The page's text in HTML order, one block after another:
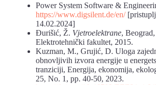
Power System Software &
https://www.digsilent.de/en/
14.02.2024]
Đurišić, Ž. Vjetroelektrane, Beograd,
Elektrotehnički fakultet, 2015.
Kuzman, M., Grujić, D. Uloga
obnovljivih izvora energije u
tranziciji, Energija, ekonomija,
25, No. 1, pp. 40-50, 2023.